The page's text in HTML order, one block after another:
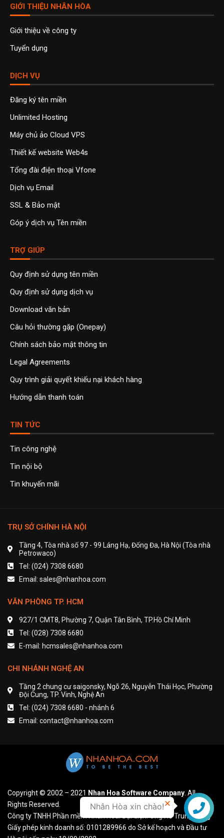
GIỚI THIỆU NHÂN HÒA
Giới thiệu về công ty
Tuyển dụng
DỊCH VỤ
Đăng ký tên miền
Unlimited Hosting
Máy chủ ảo Cloud VPS
Thiết kế website Web4s
Tổng đài điện thoại Vfone
Dịch vụ Email
SSL & Bảo mật
Góp ý dịch vụ Tên miền
TRỢ GIÚP
Quy định sử dụng tên miền
Quy định sử dụng dịch vụ
Download văn bản
Câu hỏi thường gặp (Onepay)
Chính sách bảo mật thông tin
Legal Agreements
Quy trình giải quyết khiếu nại khách hàng
Hướng dẫn thanh toán
TIN TỨC
Tin công nghệ
Tin nội bộ
Tin khuyến mãi
TRỤ SỞ CHÍNH HÀ NỘI
Tầng 4, Tòa nhà số 97 - 99 Láng Hạ, Đống Đa, Hà Nội (Tòa nhà
Petrowaco)
Tel: (024) 7308 6680
Email: sales@nhanhoa.com
VĂN PHÒNG TP. HCM
927/1 CMT8, Phường 7, Quận Tân Bình, TP.Hồ Chí Minh
Tel: (028) 7308 6680
E-mail: hcmsales@nhanhoa.com
CHI NHÁNH NGHỆ AN
Tầng 2 chung cư saigonsky, Ngõ 26, Nguyễn Thái Học, Phường
Đội Cung, TP. Vinh, Nghệ An
Tel: (024) 7308 6680 - nhánh 6
Email: contact@nhanhoa.com
Copyright © 2002 – 2021 Nhan Hoa Software Company. All
Rights Reserved.
Công ty TNHH Phần mềm Nhân Hòa. Đại diện: Ông Hồ Trung Dũng
Giấy phép kinh doanh số: 0101289966 do Sở kế hoạch và Đầu tư
Liên hệ
Nhân Hòa xin chào!